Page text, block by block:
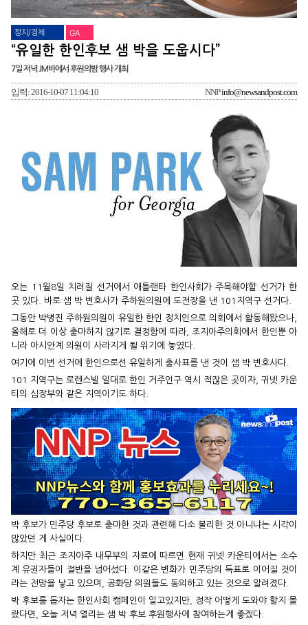
정치/경제 GA
“유일한 한인후보 샘 박을 도웁시다”
7일 저녁 JM바에서 후원의밤 행사 개최
입력: 2016-10-07 11:04:10 NNPinfo@newsandpost.com
오는 11월8일 치러질 선거에서 애틀랜타 한인사회가 주목해야할 선거가 한
곳 있다. 바로 샘 박 변호사가 주하원의원에 도전장을 낸 101지역구 선거다.
그동안 박병진 주하원의원이 유일한 한인 정치인으로 의회에서 활동해왔으나,
올해로 더 이상 출마하지 않기로 결정함에 따라, 조지아주의회에서 한인뿐 아
니라 아시안계 의원이 사라지게 될 위기에 놓였다.
여기에 이번 선거에 한인으로선 유일하게 출사표를 낸 것이 샘 박 변호사다.
101 지역구는 로렌스빌 일대로 한인 거주인구 역시 적잖은 곳이자, 귀넷 카운
티의 심장부와 같은 지역이기도 하다.
박 후보가 민주당 후보로 출마한 것과 관련해 다소 불리한 것 아니냐는 시각이
많았던 게 사실이다.
하지만 최근 조지아주 내무부의 자료에 따르면 현재 귀넷 카운티에서는 소수
계 유권자들이 절반을 넘어섰다. 이같은 변화가 민주당의 득표로 이어질 것이
라는 전망을 낳고 있으며, 공화당 의원들도 동의하고 있는 것으로 알려졌다.
박 후보를 돕자는 한인사회 캠페인이 일고있지만, 정작 어떻게 도와야 할지 몰
랐다면, 오늘 저녁 열리는 샘 박 후보 후원행사에 참여하는게 좋겠다.